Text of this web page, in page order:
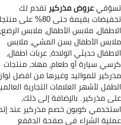
عروض مذركيرتقدم لك
تخفيضات بقيمة حتى 80% على
ملابس الأطفال، ملابس الرضع،
الأطفال بسن المشي، ملابس
حديثي الولادة، عربات اطفال،
سيارة أو طعام، مهاد، منتجات
للمواليد وغيرها من افضل لوازم
لأشهر العلامات التجارية العالمية
مذركير. بالإضافة إلى ذلك،
كوبون خصم مذركير عند
الشراء في صفحة الدقفع